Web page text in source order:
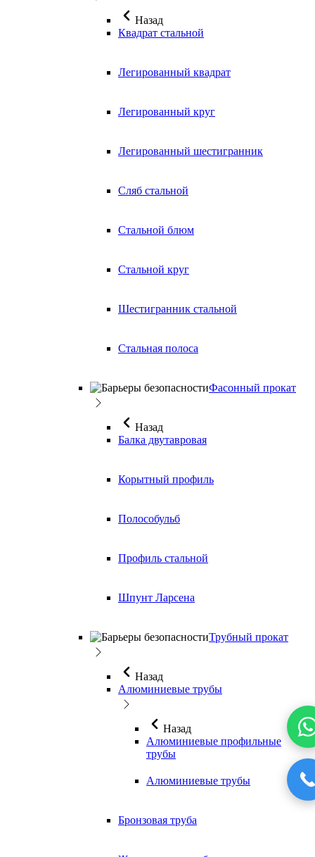
Назад
Квадрат стальной
Легированный квадрат
Легированный круг
Легированный шестигранник
Сляб стальной
Стальной блюм
Стальной круг
Шестигранник стальной
Стальная полоса
Фасонный прокат
Назад
Балка двутавровая
Корытный профиль
Полособульб
Профиль стальной
Шпунт Ларсена
Трубный прокат
Назад
Алюминиевые трубы
Назад
Алюминиевые профильные
трубы
Алюминиевые трубы
Бронзовая труба